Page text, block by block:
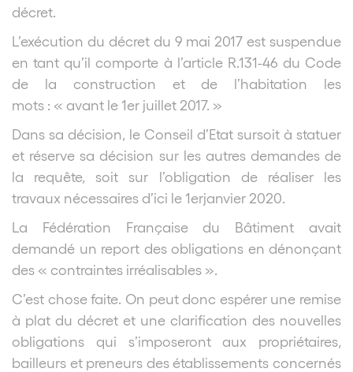
décret.
L’exécution du décret du 9 mai 2017 est suspendue
en tant qu’il comporte à l’article R.131-46 du Code
de la construction et de l’habitation les
mots : « avant le 1er juillet 2017. »
Dans sa décision, le Conseil d’Etat sursoit à statuer
et réserve sa décision sur les autres demandes de
la requête, soit sur l’obligation de réaliser les
travaux nécessaires d’ici le 1erjanvier 2020.
La Fédération Française du Bâtiment avait
demandé un report des obligations en dénonçant
des « contraintes irréalisables ».
C’est chose faite. On peut donc espérer une remise
à plat du décret et une clarification des nouvelles
obligations qui s’imposeront aux propriétaires,
bailleurs et preneurs des établissements concernés